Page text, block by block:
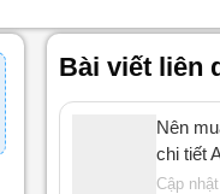
Bài viết liên
Nên
chi tiết
Cập